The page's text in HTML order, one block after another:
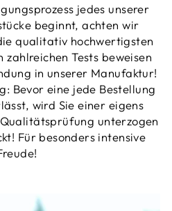
jedes unserer
beginnt, achten wir
qualitativ hochwertigsten
Tests beweisen
in unserer Manufaktur!
Bevor eine jede Bestellung
wird Sie einer eigens
unterzogen
Für besonders intensive